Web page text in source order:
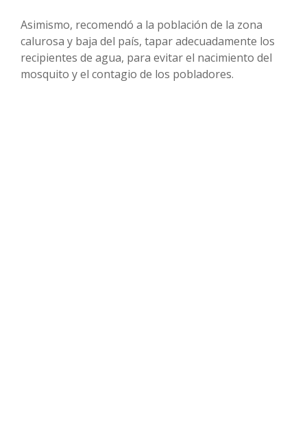
Asimismo, recomendó a la población de la zona
calurosa y baja del país, tapar adecuadamente los
recipientes de agua, para evitar el nacimiento del
mosquito y el contagio de los pobladores.